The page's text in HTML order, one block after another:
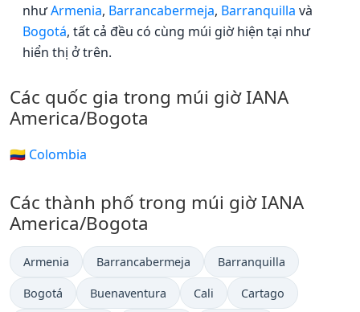
nhưArmenia, Barrancabermeja, Barranquilla và
Bogotá, tất cả đều có cùng múi giờ hiện tại như
hiển thị ở trên.
Các quốc gia trong múi giờ IANA
America/Bogota
🇨🇴 Colombia
Các thành phố trong múi giờ IANA
America/Bogota
Armenia Barrancabermeja Barranquilla
Bogotá Buenaventura Cali Cartago